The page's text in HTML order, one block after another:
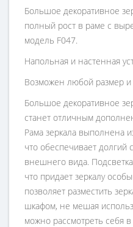
Большое декоративное
полный рост в раме с
модель F047.
Напольная и настенная
Возможен любой размер и
Большое декоративное
станет отличным
Рама зеркала выполнена
что обеспечивает долгий
внешнего вида.
что придает зеркалу
позволяет разместить
шкафом, не мешая
можно рассмотреть себя